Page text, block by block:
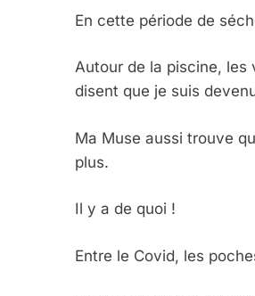
En cette période de
Autour de la piscine, les
disent que je suis
Ma Muse aussi trouve
plus.
Il y a de quoi !
Entre le Covid, les